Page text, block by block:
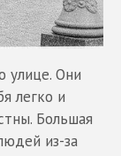
улице. Они
легко и
Большая
из-за